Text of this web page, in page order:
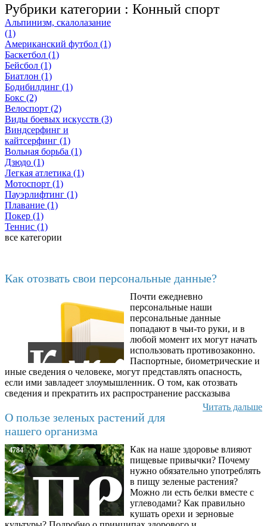
Рубрики категории : Конный спорт
Альпинизм, скалолазание
(1)
Американский футбол (1)
Баскетбол (1)
Бейсбол (1)
Биатлон (1)
Бодибилдинг (1)
Бокс (2)
Велоспорт (2)
Виды боевых искусств (3)
Виндсерфинг и
кайтсерфинг (1)
Вольная борьба (1)
Дзюдо (1)
Легкая атлетика (1)
Мотоспорт (1)
Пауэрлифтинг (1)
Плавание (1)
Покер (1)
Теннис (1)
все категории
Как отозвать свои персональные данные?
Почти ежедневно
персональные наши
персональные данные
попадают в чьи-то руки, и в
любой момент их могут начать
использовать противозаконно.
Паспортные, биометрические и
иные сведения о человеке, могут представлять опасность,
если ими завладеет злоумышленник. О том, как отозвать
сведения и прекратить их распространение рассказыва
Читать дальше
О пользе зеленых растений для
нашего организма
4784
Как на наше здоровье влияют
пищевые привычки? Почему
нужно обязательно употреблять
в пищу зеленые растения?
Можно ли есть белки вместе с
углеводами? Как правильно
кушать орехи и зерновые